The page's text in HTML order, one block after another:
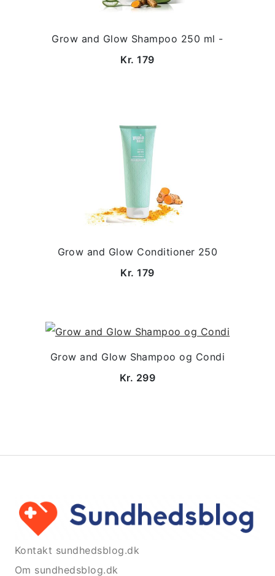
Grow and Glow Shampoo 250 ml -
Kr. 179
Grow and Glow Conditioner 250
Kr. 179
Grow and Glow Shampoo og Condi
Kr. 299
Kontakt sundhedsblog.dk
Om sundhedsblog.dk